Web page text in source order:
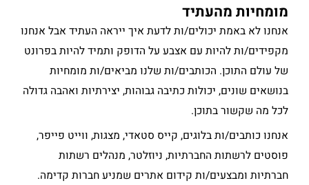
מומחיות מהעתיד
אנחנו לא באמת יכולים/ות לדעת איך ייראה העתיד אבל אנחנו
מקפידים/ות להיות עם אצבע על הדופק ותמיד להיות בפרונט
של עולם התוכן. הכותבים/ות שלנו מביאים/ות מומחיות
בנושאים שונים, יכולות כתיבה גבוהות, יצירתיות ואהבה גדולה
לכל מה שקשור בתוכן.
אנחנו כותבים/ות בלוגים, קייס סטאדי, מצגות, ווייט פייפר,
פוסטים לרשתות החברתיות, ניוזלטר, מנהלים רשתות
חברתיות ומבצעים/ות קידום אתרים שמניע חברות קדימה.